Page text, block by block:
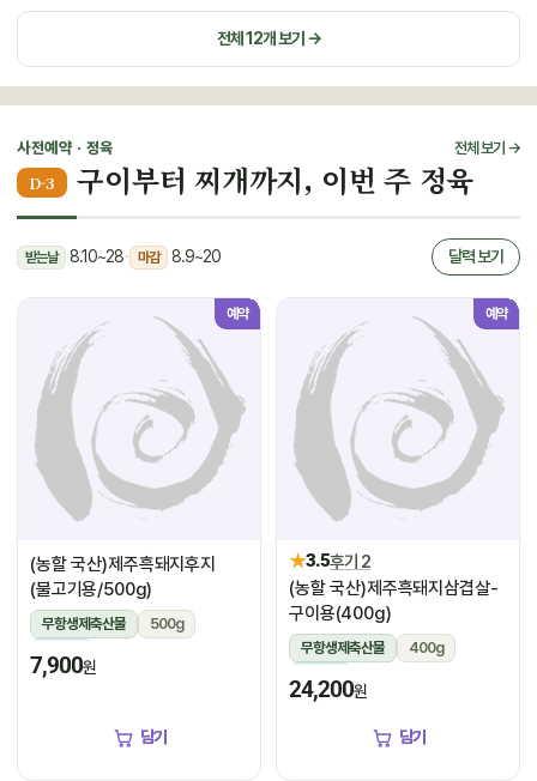
전체 12개 보기 →
사전예약 · 정육 전체 보기 →
D-3 구이부터 찌개까지, 이번 주 정육
받는날 8.10~28· 마감 8.9~20 달력 보기
예약
(농할 국산)제주흑돼지후지
(불고기용/500g)
무항생제축산물
500g
7,900원
담기
예약
★3.5후기 2
(농할 국산)제주흑돼지삼겹살-
구이용(400g)
무항생제축산물
400g
24,200원
담기